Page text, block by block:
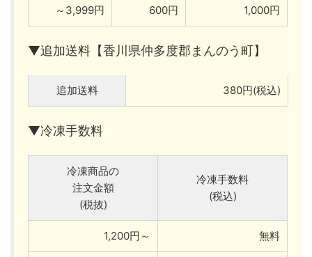
～3,999円 600円 1,000円
▼追加送料【香川県仲多度郡まんのう町】
追加送料 380円(税込)
▼冷凍手数料
冷凍商品の
注文金額
(税抜)
冷凍手数料
(税込)
1,200円～ 無料